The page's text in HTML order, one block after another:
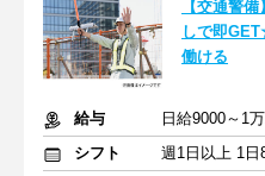
【交通警
しで即
働ける
給与
日給9000～1
シフト
週1日以上 1日